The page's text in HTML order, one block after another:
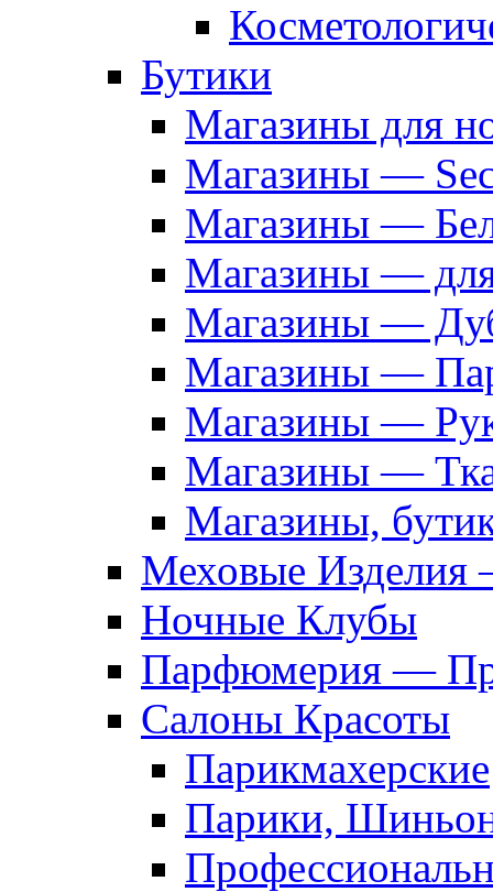
Бутики
Магазины для
Магазины —
Магазины —
Магазины —
Магазины —
Магазины —
Магазины —
Магазины —
Магазины,
Меховые Изделия
Ночные Клубы
Парфюмерия —
Салоны Красоты
Парикмахерские
Парики,